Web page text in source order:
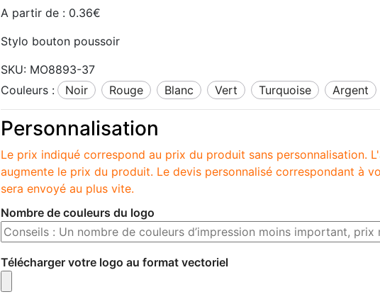
A partir de : 0.36€
Stylo bouton poussoir
SKU: MO8893-37
Couleurs :
noir rouge blanc vert turquoise argent
Personnalisation
Le prix indiqué correspond au prix du produit sans personnalisation.
augmente le prix du produit. Le devis personnalisé correspondant à
sera envoyé au plus vite.
Nombre de couleurs du logo
Télécharger votre logo au format vectoriel